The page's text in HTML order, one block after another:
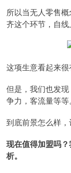
所以当无人零售
齐这个环节，自线
这项生意看起来很
但是，我们也发
争力，客流量等等
到底前景怎么样，
现在值得加盟吗
析。